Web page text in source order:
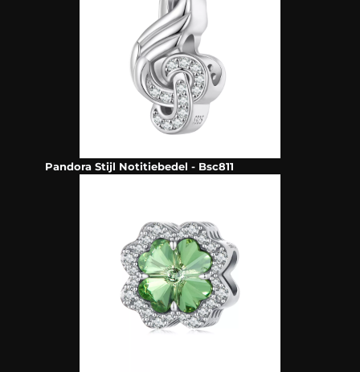
Pandora Stijl Notitiebedel - Bsc811